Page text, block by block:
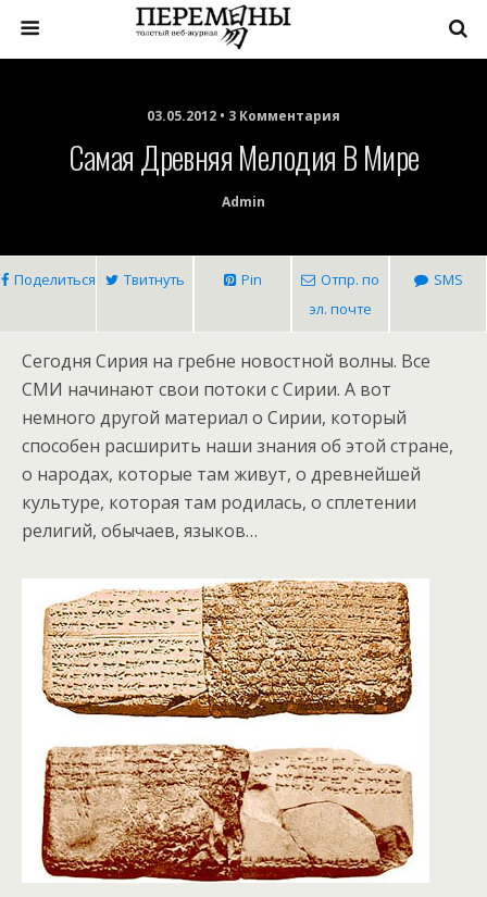
03.05.2012 • 3 Комментария
Самая Древняя Мелодия В Мире
Admin
Поделиться Твитнуть Pin
Отпр. по
эл. почте
SMS
Сегодня Сирия на гребне новостной волны. Все
СМИ начинают свои потоки с Сирии. А вот
немного другой материал о Сирии, который
способен расширить наши знания об этой стране,
о народах, которые там живут, о древнейшей
культуре, которая там родилась, о сплетении
религий, обычаев, языков…